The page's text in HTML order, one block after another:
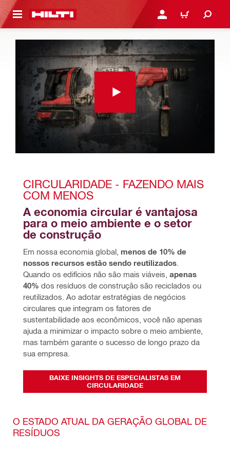
PRINCIPAL ENTRAR OU CADASTRAR
CARRINHO
CIRCULARIDADE - FAZENDO MAIS
COM MENOS
A economia circular é vantajosa
para o meio ambiente e o setor
de construção
Em nossa economia global, menos de 10% de
nossos recursos estão sendo reutilizados
Quando os edifícios não são mais viáveis, apenas
40% dos resíduos de construção são reciclados ou
reutilizados. Ao adotar estratégias de negócios
circulares que integram os fatores de
sustentabilidade aos econômicos, você não apenas
ajuda a minimizar o impacto sobre o meio ambiente,
mas também garante o sucesso de longo prazo da
sua empresa.
BAIXE INSIGHTS DE ESPECIALISTAS EM
CIRCULARIDADE
O ESTADO ATUAL DA GERAÇÃO GLOBAL DE
RESÍDUOS